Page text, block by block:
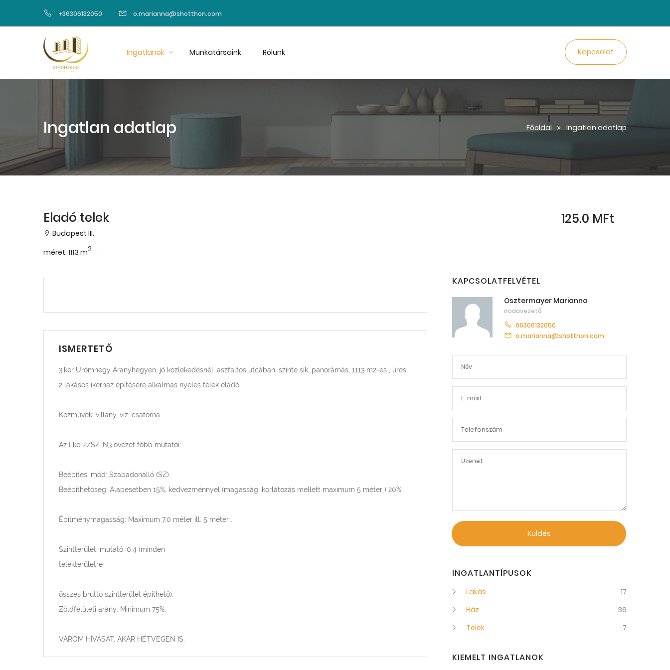
+36306132050 o.marianna@shotthon.com
Ingatlanok Munkatársaink Rólunk Kapcsolat
Ingatlan adatlap Főoldal Ingatlan adatlap
Eladó telek
Budapest III.
méret: 1113 m2
125.0 MFt
ISMERTETŐ
3.ker Ürömhegy Aranyhegyen, jó közlekedésnél, aszfaltos utcában, szinte sík, panorámás, 1113 m2-es , üres ,
2 lakásos ikerház építésére alkalmas nyeles telek eladó.
Közművek: villany, víz, csatorna
Az Lke-2/SZ-N3 övezet főbb mutatói:
Beépítési mód: Szabadonálló (SZ).
Beépíthetőség: Alapesetben 15%, kedvezménnyel (magassági korlátozás mellett maximum 5 méter ) 20%.
Építménymagasság: Maximum 7,0 méter ill. 5 méter .
Szintterületi mutató: 0,4 (minden
telekterületre
összes bruttó szintterület építhető).
Zöldfelületi arány: Minimum 75%.
VÁROM HÍVÁSÁT, AKÁR HÉTVÉGÉN IS.
KAPCSOLATFELVÉTEL
Osztermayer Marianna
irodavezető
06306132050
o.marianna@shotthon.com
Küldés
INGATLANTÍPUSOK
Lakás
17
Ház
36
Telek
7
KIEMELT INGATLANOK